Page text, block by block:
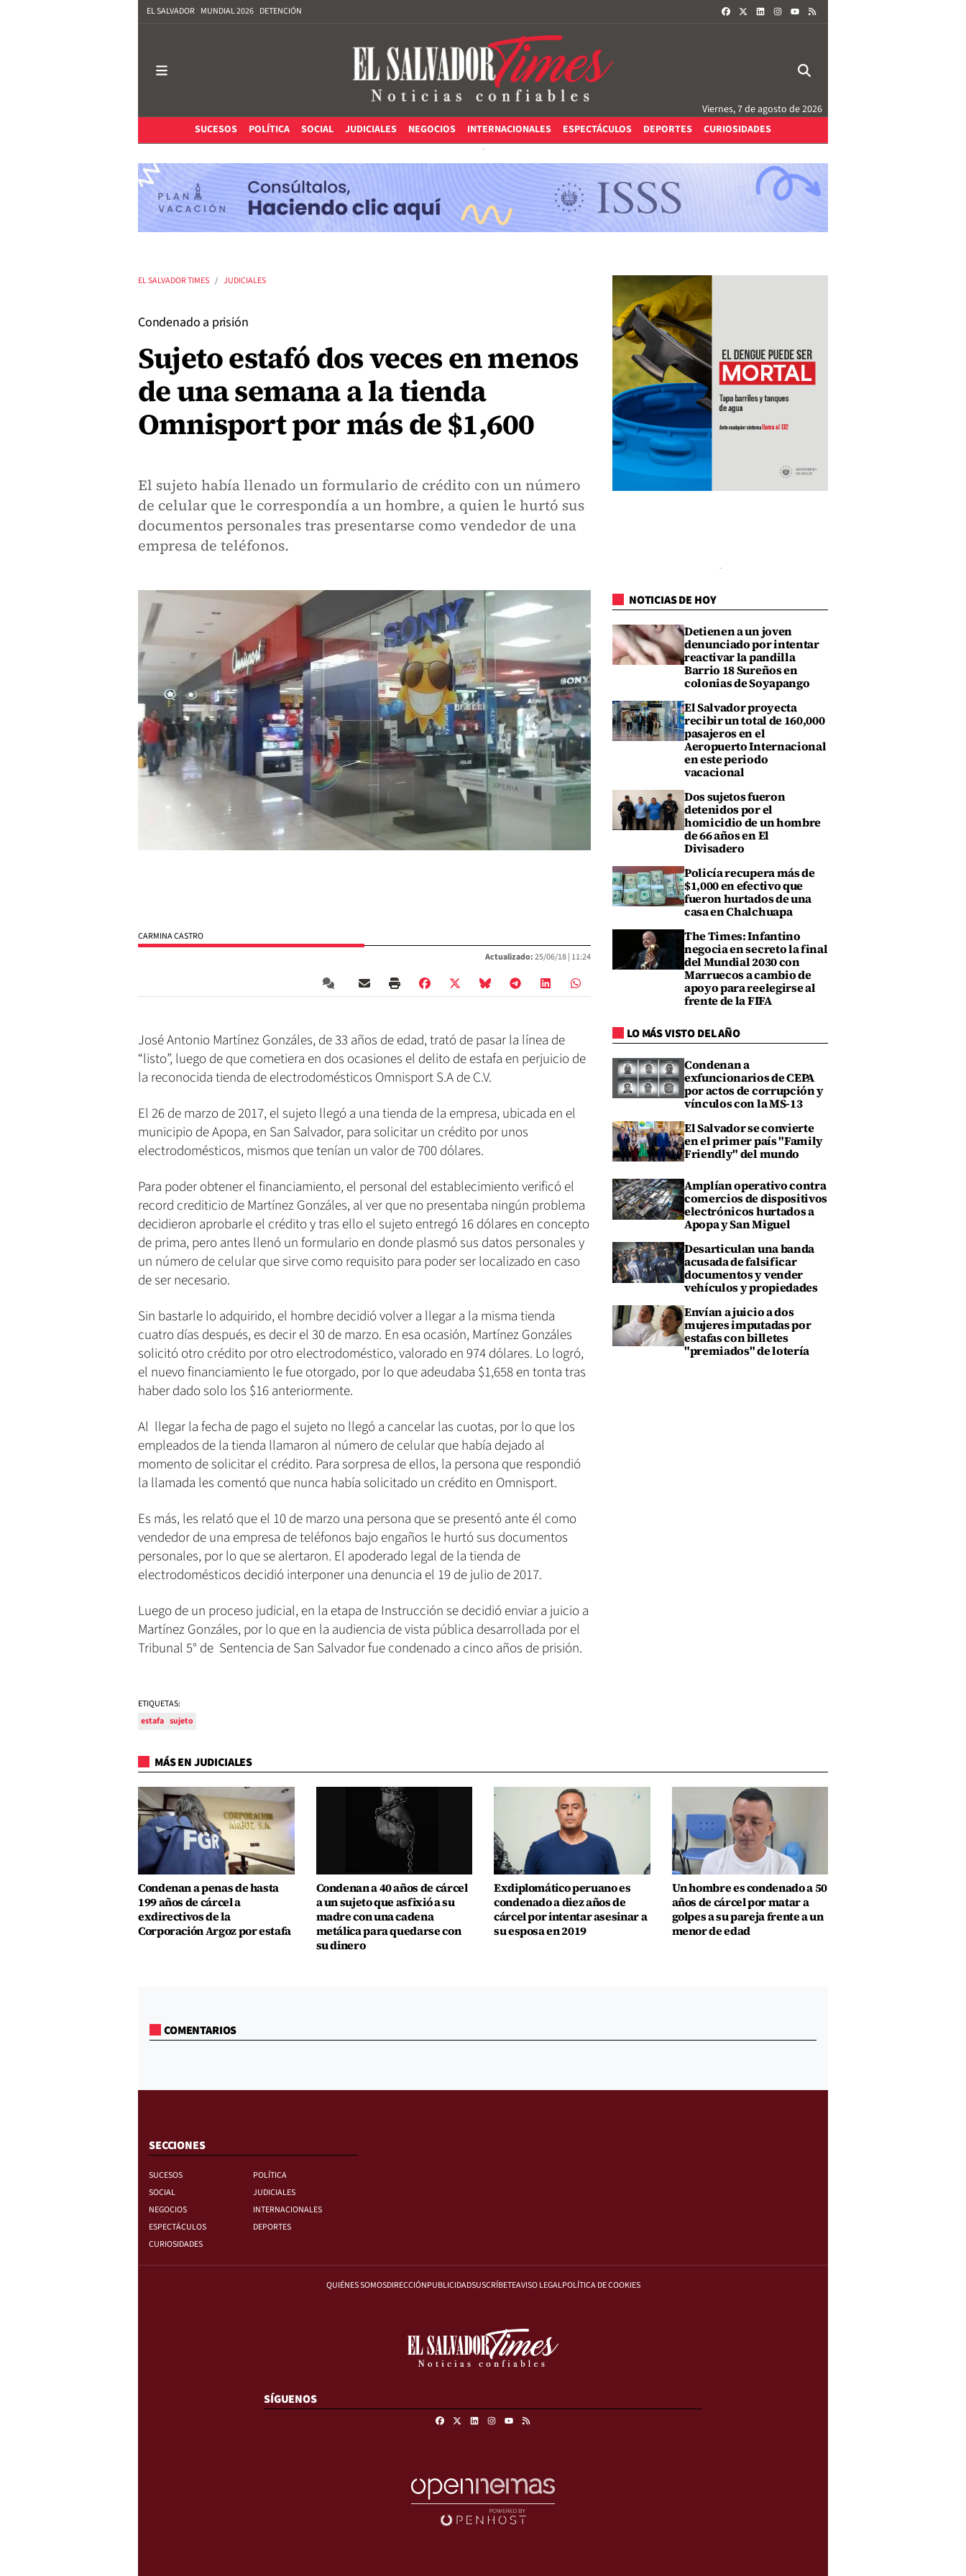
EL SALVADOR MUNDIAL 2026 DETENCIÓN FACEBOOKLINKEDININSTAGRAM
Viernes, 7 de agosto de 2026
SUCESOS
POLÍTICA SOCIAL JUDICIALES NEGOCIOS INTERNACIONALES ESPECTÁCULOS DEPORTES CURIOSIDADES
EL SALVADOR TIMES JUDICIALES
Condenado a prisión
Sujeto estafó dos veces en menos
de una semana a la tienda
Omnisport por más de $1,600
El sujeto había llenado un formulario de crédito con un número
de celular que le correspondía a un hombre, a quien le hurtó sus
documentos personales tras presentarse como vendedor de una
empresa de teléfonos.
CARMINA CASTRO
Actualizado:25/06/18 | 11:24
José Antonio Martínez Gonzáles, de 33 años de edad, trató de pasar la línea de
“listo”, luego de que cometiera en dos ocasiones el delito de estafa en perjuicio de
la reconocida tienda de electrodomésticos Omnisport S.A de C.V.
El 26 de marzo de 2017, el sujeto llegó a una tienda de la empresa, ubicada en el
municipio de Apopa, en San Salvador, para solicitar un crédito por unos
electrodomésticos, mismos que tenían un valor de 700 dólares.
Para poder obtener el financiamiento, el personal del establecimiento verificó el
record crediticio de Martínez Gonzáles, al ver que no presentaba ningún problema
decidieron aprobarle el crédito y tras ello el sujeto entregó 16 dólares en concepto
de prima, pero antes llenó un formulario en donde plasmó sus datos personales y
un número de celular que sirve como requisito para poder ser localizado en caso
de ser necesario.
Sin bastarle lo adquirido, el hombre decidió volver a llegar a la misma tienda
cuatro días después, es decir el 30 de marzo. En esa ocasión, Martínez Gonzáles
solicitó otro crédito por otro electrodoméstico, valorado en 974 dólares. Lo logró,
el nuevo financiamiento le fue otorgado, por lo que adeudaba $1,658 en tonta tras
haber dado solo los $16 anteriormente.
Al llegar la fecha de pago el sujeto no llegó a cancelar las cuotas, por lo que los
empleados de la tienda llamaron al número de celular que había dejado al
momento de solicitar el crédito. Para sorpresa de ellos, la persona que respondió
la llamada les comentó que nunca había solicitado un crédito en Omnisport.
Es más, les relató que el 10 de marzo una persona que se presentó ante él como
vendedor de una empresa de teléfonos bajo engaños le hurtó sus documentos
personales, por lo que se alertaron. El apoderado legal de la tienda de
electrodomésticos decidió interponer una denuncia el 19 de julio de 2017.
Luego de un proceso judicial, en la etapa de Instrucción se decidió enviar a juicio a
Martínez Gonzáles, por lo que en la audiencia de vista pública desarrollada por el
Tribunal 5° de Sentencia de San Salvador fue condenado a cinco años de prisión.
ETIQUETAS:
estafa sujeto
NOTICIAS DE HOY
Detienen a un joven
denunciado por intentar
reactivar la pandilla
Barrio 18 Sureños en
colonias de Soyapango
El Salvador proyecta
recibir un total de 160,000
pasajeros en el
Aeropuerto Internacional
en este periodo
vacacional
Dos sujetos fueron
detenidos por el
homicidio de un hombre
de 66 años en El
Divisadero
Policía recupera más de
$1,000 en efectivo que
fueron hurtados de una
casa en Chalchuapa
The Times: Infantino
negocia en secreto la final
del Mundial 2030 con
Marruecos a cambio de
apoyo para reelegirse al
frente de la FIFA
LO MÁS VISTO DEL AÑO
Condenan a
exfuncionarios de CEPA
por actos de corrupción y
vínculos con la MS-13
El Salvador se convierte
en el primer país "Family
Friendly" del mundo
Amplían operativo contra
comercios de dispositivos
electrónicos hurtados a
Apopa y San Miguel
Desarticulan una banda
acusada de falsificar
documentos y vender
vehículos y propiedades
Envían a juicio a dos
mujeres imputadas por
estafas con billetes
"premiados" de lotería
MÁS EN JUDICIALES
Condenan a penas de hasta
199 años de cárcel a
exdirectivos de la
Corporación Argoz por estafa
Condenan a 40 años de cárcel
a un sujeto que asfixió a su
madre con una cadena
metálica para quedarse con
su dinero
Exdiplomático peruano es
condenado a diez años de
cárcel por intentar asesinar a
su esposa en 2019
Un hombre es condenado a 50
años de cárcel por matar a
golpes a su pareja frente a un
menor de edad
COMENTARIOS
SECCIONES
SUCESOS
POLÍTICA
SOCIAL
JUDICIALES
NEGOCIOS
INTERNACIONALES
ESPECTÁCULOS
DEPORTES
CURIOSIDADES
QUIÉNES SOMOSDIRECCIÓNPUBLICIDADSUSCRÍBETEAVISO LEGALPOLÍTICA DE COOKIES
SÍGUENOS
FacebookLinkedinInstagram